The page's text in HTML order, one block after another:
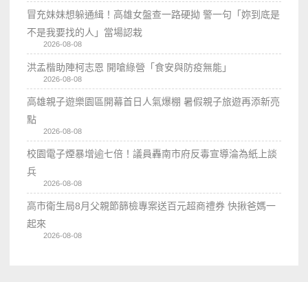
冒充妹妹想躲通緝！高雄女盤查一路硬拗 警一句「妳到底是
不是我要找的人」當場認栽
2026-08-08
洪孟楷助陣柯志恩 開嗆綠營「食安與防疫無能」
2026-08-08
高雄親子遊樂園區開幕首日人氣爆棚 暑假親子旅遊再添新亮
點
2026-08-08
校園電子煙暴增逾七倍！議員轟南市府反毒宣導淪為紙上談
兵
2026-08-08
高市衛生局8月父親節篩檢專案送百元超商禮券 快揪爸媽一
起來
2026-08-08